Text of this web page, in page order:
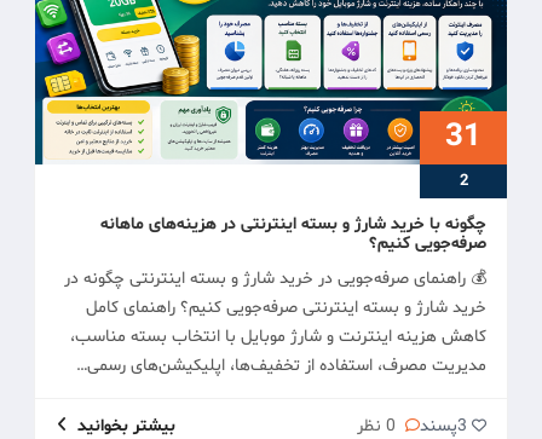
31
2
چگونه با خرید شارژ و بسته اینترنتی در هزینه‌های ماهانه
صرفه‌جویی کنیم؟
💰 راهنمای صرفه‌جویی در خرید شارژ و بسته اینترنتی چگونه در
خرید شارژ و بسته اینترنتی صرفه‌جویی کنیم؟ راهنمای کامل
کاهش هزینه اینترنت و شارژ موبایل با انتخاب بسته مناسب،
مدیریت مصرف، استفاده از تخفیف‌ها، اپلیکیشن‌های رسمی…
3پسند بیشتر بخوانید